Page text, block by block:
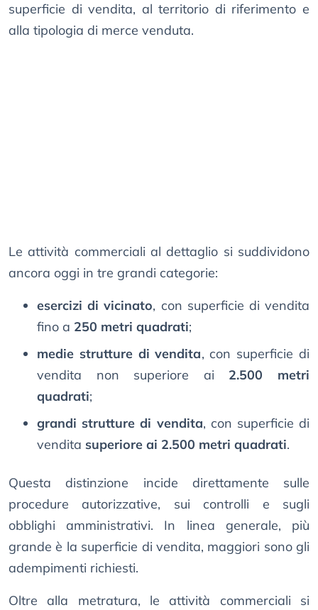
superficie di vendita, al territorio di riferimento e
alla tipologia di merce venduta.
Le attività commerciali al dettaglio si suddividono
ancora oggi in tre grandi categorie:
esercizi di vicinato, con superficie di vendita
fino a 250 metri quadrati;
medie strutture di vendita, con superficie di
vendita non superiore ai 2.500 metri
quadrati;
grandi strutture di vendita, con superficie di
vendita superiore ai 2.500 metri quadrati.
Questa distinzione incide direttamente sulle
procedure autorizzative, sui controlli e sugli
obblighi amministrativi. In linea generale, più
grande è la superficie di vendita, maggiori sono gli
adempimenti richiesti.
Oltre alla metratura, le attività commerciali si